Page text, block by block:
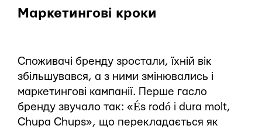
Маркетингові кроки
Споживачі бренду зростали, їхній вік
збільшувався, а з ними змінювались і
маркетингові кампанії. Перше гасло
бренду звучало так: «És rodó i dura molt,
Chupa Chups», що перекладається як